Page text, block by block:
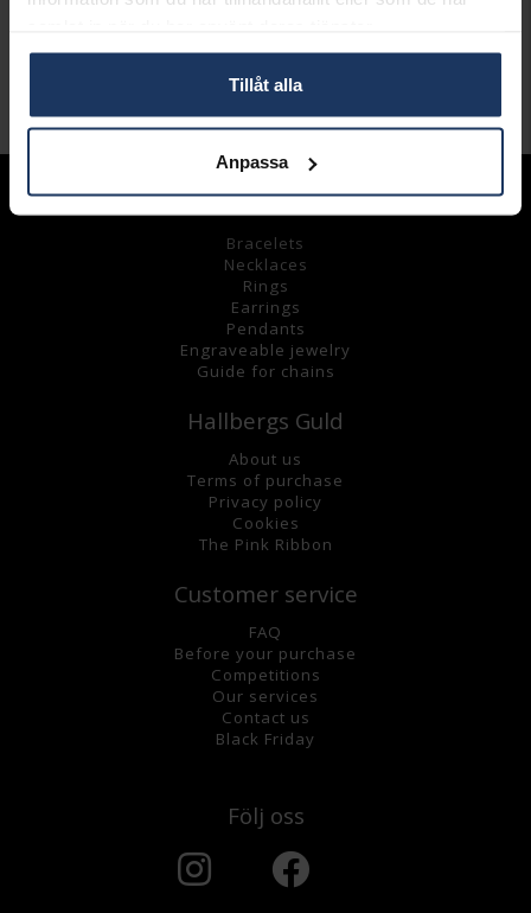
Tillåt alla
Anpassa
MATERIAL
Silver
Andra köpte även
Assortment
Bracelets
Necklaces
Rings
Earrings
Pendants
Engraveable jewelry
Guide for chains
Hallbergs Guld
About us
Terms of purchase
Privacy policy
Cookies
The Pink Ribbon
Customer service
FAQ
Before your purchase
Competitions
Our services
Contact us
Black Friday
Följ oss